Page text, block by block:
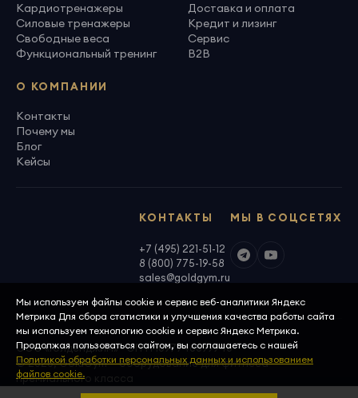
Кардиотренажеры
Силовые тренажеры
Свободные веса
Функциональный тренинг
Доставка и оплата
Кредит и лизинг
Сервис
B2B
О КОМПАНИИ
Контакты
Почему мы
Блог
Кейсы
МЫ В СОЦСЕТЯХ
КОНТАКТЫ
+7 (495) 221-51-12
8 (800) 775-19-58
sales@goldgym.ru
ООО «Голденджим» · ОГРН 1097746699940
© 2026, GoldGym — оборудование для фитнеса
премиального класса
Политика конфиденциальности
Мы используем файлы cookie и сервис веб-аналитики Яндекс
Метрика Для сбора статистики и улучшения качества работы сайта
мы используем технологию cookie и сервис Яндекс Метрика.
Продолжая пользоваться сайтом, вы соглашаетесь с нашей
Политикой обработки персональных данных и использованием
файлов cookie.